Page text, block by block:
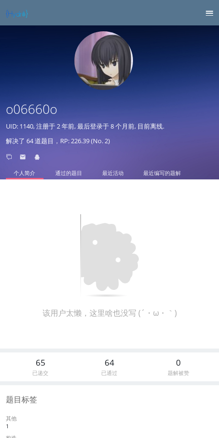
o06660o
UID: 1140, 注册于2 年前, 最后登录于8 个月前, 目前离线.
解决了 64 道题目，RP: 226.39 (No. 2)
个人简介 通过的题目 最近活动 最近编写的题解
该用户太懒，这里啥也没写 (´・ω・｀)
65
已递交
64
已通过
0
题解被赞
题目标签
其他
1